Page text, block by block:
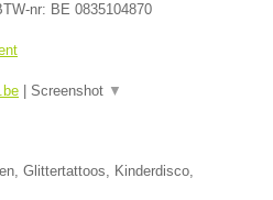
nr: BE 0835104870
Screenshot ▼
Glittertattoos, Kinderdisco,